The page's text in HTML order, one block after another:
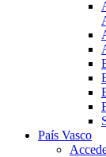
País Vasco